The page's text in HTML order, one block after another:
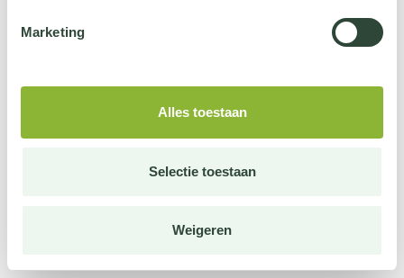
Marketing
Alles toestaan
Selectie toestaan
Weigeren